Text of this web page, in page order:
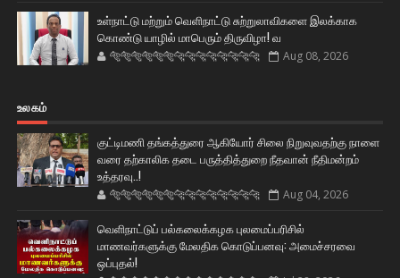
உள்நாட்டு மற்றும் வெளிநாட்டு சுற்றுலாவிகளை இலக்காக
கொண்டு யாழில் மாபெரும் திருவிழா! வ
🐅🐅🐅🐅🐅🐅🐆🐆🐆🐆🐆🐆🐆🐆 Aug 08, 2026
உலகம்
குட்டிமணி தங்கத்துரை ஆகியோர் சிலை நிறுவுவதற்கு நாளை
வரை தற்காலிக தடை பருத்தித்துறை நீதவான் நீதிமன்றம்
உத்தரவு..!
🐅🐅🐅🐅🐅🐅🐆🐆🐆🐆🐆🐆🐆🐆 Aug 04, 2026
வெளிநாட்டுப் பல்கலைக்கழக புலமைப்பரிசில்
மாணவர்களுக்கு மேலதிக கொடுப்பனவு: அமைச்சரவை
ஒப்புதல்!